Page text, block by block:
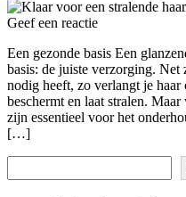
Geef een reactie
Een gezonde basis Een
basis: de juiste verzorging. Net
nodig heeft, zo verlangt je
beschermt en laat stralen.
zijn essentieel voor het
[…]